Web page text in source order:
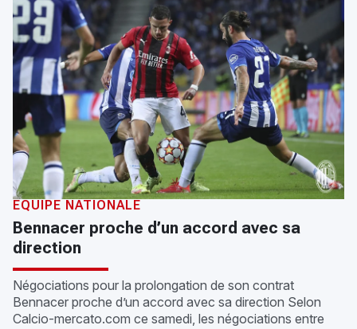
ÉQUIPE NATIONALE
Bennacer proche d’un accord avec sa
direction
Négociations pour la prolongation de son contrat
Bennacer proche d’un accord avec sa direction Selon
Calcio-mercato.com ce samedi, les négociations entre